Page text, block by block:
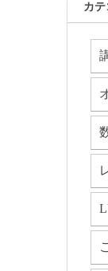
カ